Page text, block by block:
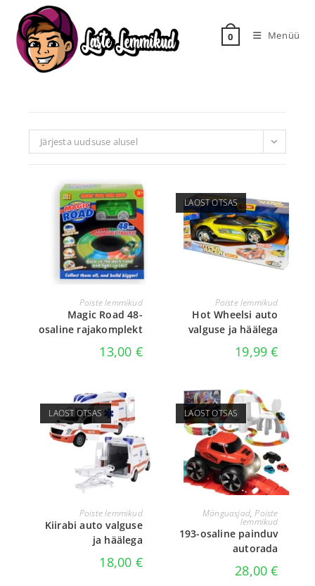
0 Menüü
Järjesta uudsuse alusel
LISA KORVI
Poiste lemmikud
Magic Road 48-
osaline rajakomplekt
13,00 €
LAOST OTSAS
LOE EDASI
Poiste lemmikud
Hot Wheelsi auto
valguse ja häälega
19,99€
LAOST OTSAS
LOE EDASI
Poiste lemmikud
Kiirabi auto valguse
ja häälega
18,00 €
LAOST OTSAS
LOE EDASI
Mänguasjad,Poiste
lemmikud
193-osaline painduv
autorada
28,00€